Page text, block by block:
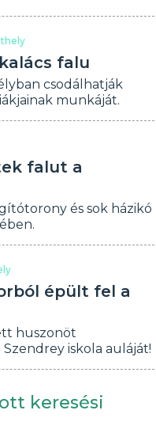
falu
csodálhatják
munkáját.
falut a
és sok házikó
épült fel a
huszonöt
iskola auláját!
keresési